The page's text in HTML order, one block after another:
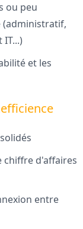
ou peu
et les
chiffre d'affaires
entre